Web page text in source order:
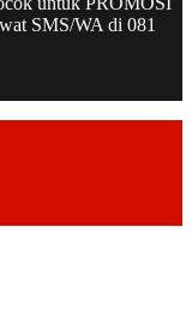
SMS/WA di 081